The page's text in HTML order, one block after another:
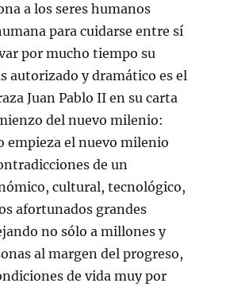
a los seres humanos
para cuidarse entre sí
por mucho tiempo su
autorizado y dramático es el
Juan Pablo II en su carta
del nuevo milenio:
empieza el nuevo milenio
de un
cultural, tecnológico,
afortunados grandes
no sólo a millones y
al margen del progreso,
de vida muy por